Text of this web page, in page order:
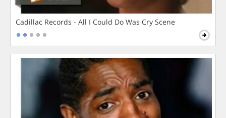
Cadillac Records - All I Could Do Was Cry Scene